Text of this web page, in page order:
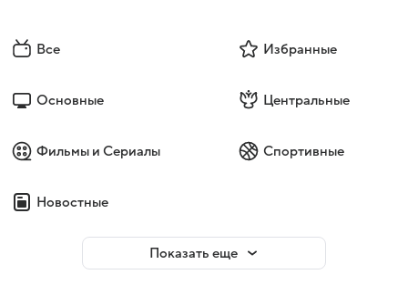
Все Избранные
Основные Центральные
Фильмы и Сериалы Спортивные
Новостные
Показать еще